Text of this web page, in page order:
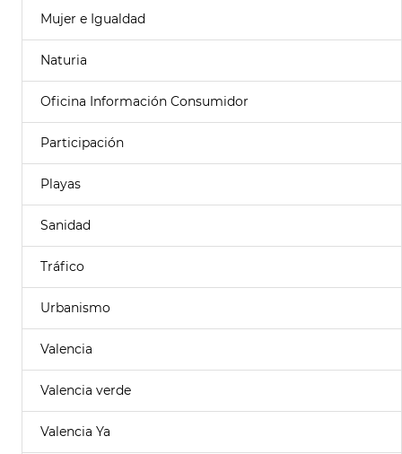
Mujer e Igualdad
Naturia
Oficina Información Consumidor
Participación
Playas
Sanidad
Tráfico
Urbanismo
Valencia
Valencia verde
Valencia Ya